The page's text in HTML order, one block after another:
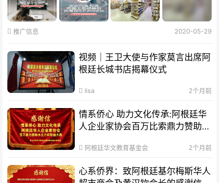
推广信息 2020-05-29
视频｜王卫大使与作家莫言出席阿
根廷长城书店揭幕仪式
lisa 2个月前
情系侨心 助力文化传承:阿根廷华
人企业家协会百万比索鼎力赞助水
阿根廷华文教育基金会 2个月前
心系侨界​：致阿根廷基尔梅斯华人